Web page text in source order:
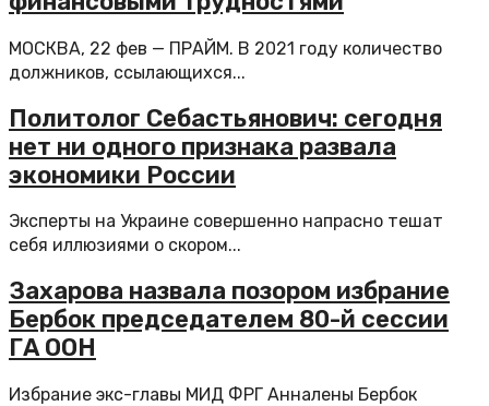
МОСКВА, 22 фев — ПРАЙМ. В 2021 году количество
должников, ссылающихся...
Политолог Себастьянович: сегодня
нет ни одного признака развала
экономики России
Эксперты на Украине совершенно напрасно тешат
себя иллюзиями о скором...
Захарова назвала позором избрание
Бербок председателем 80-й сессии
ГА ООН
Избрание экс-главы МИД ФРГ Анналены Бербок